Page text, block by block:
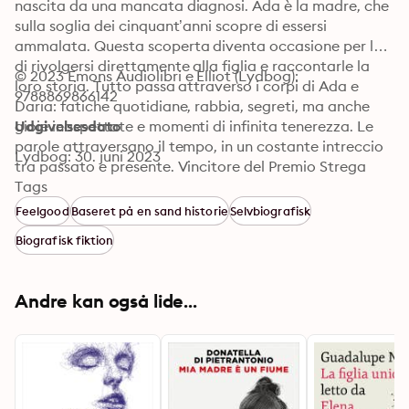
nascita da una mancata diagnosi. Ada è la madre, che
sulla soglia dei cinquant’anni scopre di essersi
ammalata. Questa scoperta diventa occasione per lei
di rivolgersi direttamente alla figlia e raccontarle la
loro storia. Tutto passa attraverso i corpi di Ada e
Daria: fatiche quotidiane, rabbia, segreti, ma anche
gioie inaspettate e momenti di infinita tenerezza. Le
parole attraversano il tempo, in un costante intreccio
tra passato e presente. Vincitore del Premio Strega
Giovani 2023.
© 2023 Lit Edizioni s.a.s.
Illustrazione di copertina: Sospensione di Alfredo Favi
Per l'audiolibro: © 2023, Emons Italia S.r.l. e Lit Edizioni
© 2023 Emons Audiolibri e Elliot (Lydbog):
9788869866142
Udgivelsesdato
Lydbog: 30. juni 2023
Tags
FeelgoodBaseret på en sand historieSelvbiografisk
Biografisk fiktion
Andre kan også lide...